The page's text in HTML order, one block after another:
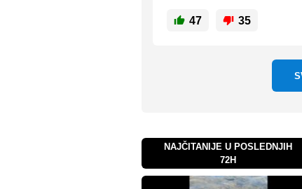
47 35
NAJČITANIJE U POSLEDNJIH
72H